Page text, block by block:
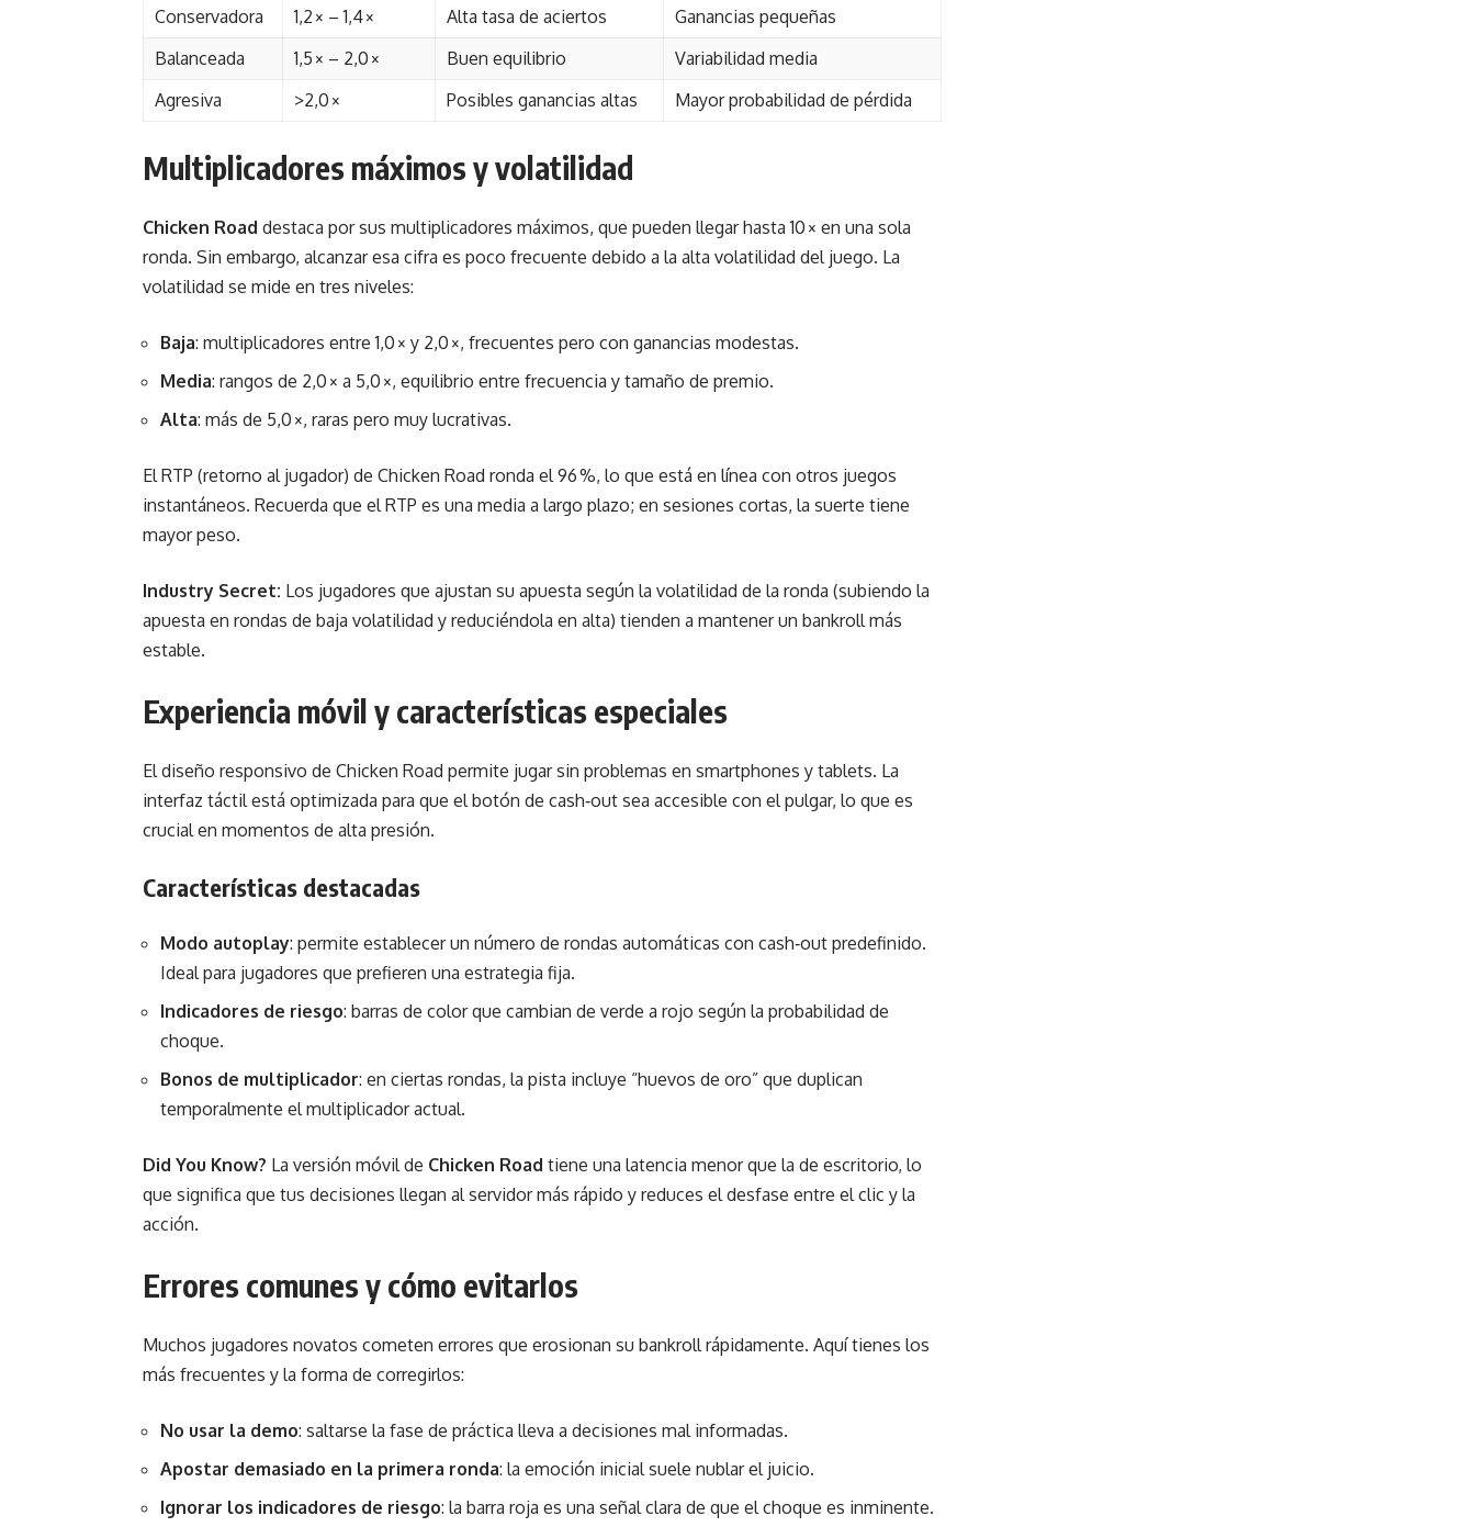
Conservadora 1,2 × – 1,4 × Alta tasa de aciertos
Ganancias pequeñas
Balanceada
1,5 × – 2,0 × Buen equilibrio
Variabilidad media
Agresiva
>2,0 × Posibles ganancias altas Mayor probabilidad de pérdida
Multiplicadores máximos y volatilidad
Chicken Road destaca por sus multiplicadores máximos, que pueden llegar hasta 10 × en una sola
ronda. Sin embargo, alcanzar esa cifra es poco frecuente debido a la alta volatilidad del juego. La
volatilidad se mide en tres niveles:
Baja: multiplicadores entre 1,0 × y 2,0 ×, frecuentes pero con ganancias modestas.
Media: rangos de 2,0 × a 5,0 ×, equilibrio entre frecuencia y tamaño de premio.
Alta: más de 5,0 ×, raras pero muy lucrativas.
El RTP (retorno al jugador) de Chicken Road ronda el 96 %, lo que está en línea con otros juegos
instantáneos. Recuerda que el RTP es una media a largo plazo; en sesiones cortas, la suerte tiene
mayor peso.
Industry Secret: Los jugadores que ajustan su apuesta según la volatilidad de la ronda (subiendo la
apuesta en rondas de baja volatilidad y reduciéndola en alta) tienden a mantener un bankroll más
estable.
Experiencia móvil y características especiales
El diseño responsivo de Chicken Road permite jugar sin problemas en smartphones y tablets. La
interfaz táctil está optimizada para que el botón de cash‑out sea accesible con el pulgar, lo que es
crucial en momentos de alta presión.
Características destacadas
Modo autoplay: permite establecer un número de rondas automáticas con cash‑out predefinido.
Ideal para jugadores que prefieren una estrategia fija.
Indicadores de riesgo: barras de color que cambian de verde a rojo según la probabilidad de
choque.
Bonos de multiplicador: en ciertas rondas, la pista incluye “huevos de oro” que duplican
temporalmente el multiplicador actual.
Did You Know? La versión móvil de Chicken Road tiene una latencia menor que la de escritorio, lo
que significa que tus decisiones llegan al servidor más rápido y reduces el desfase entre el clic y la
acción.
Errores comunes y cómo evitarlos
Muchos jugadores novatos cometen errores que erosionan su bankroll rápidamente. Aquí tienes los
más frecuentes y la forma de corregirlos:
No usar la demo: saltarse la fase de práctica lleva a decisiones mal informadas.
Apostar demasiado en la primera ronda: la emoción inicial suele nublar el juicio.
Ignorar los indicadores de riesgo: la barra roja es una señal clara de que el choque es inminente.